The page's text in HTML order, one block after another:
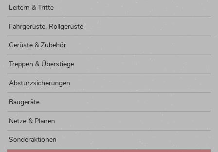
Leitern & Tritte
Fahrgerüste, Rollgerüste
Gerüste & Zubehör
Treppen & Überstiege
Absturzsicherungen
Baugeräte
Netze & Planen
Sonderaktionen